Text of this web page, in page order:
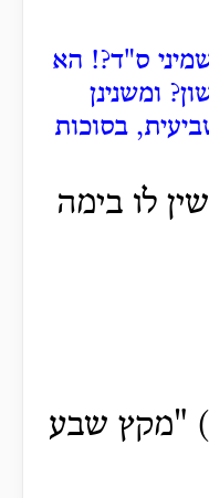
ס"ד?! הא
ומשנינן
בסוכות
לו בימה
"מקץ שבע